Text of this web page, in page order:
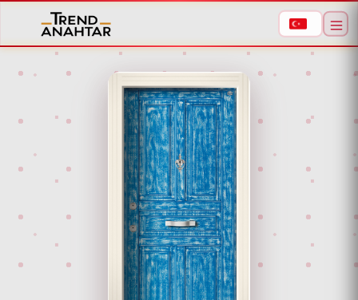
Aramaya başlamak için ürün adı veya model
kodu yazın